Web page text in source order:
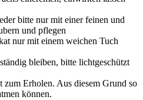
bitte nur mit einer feinen und
und pflegen
nur mit einem weichen Tuch
bleiben, bitte lichtgeschützt
zum Erholen. Aus diesem Grund so
können.